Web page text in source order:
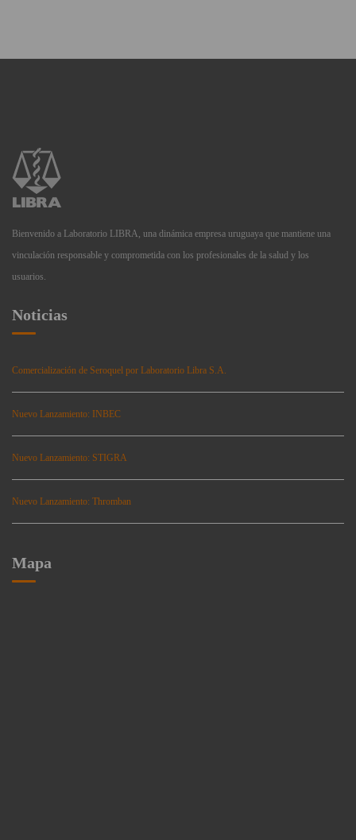
Bienvenido a Laboratorio LIBRA, una dinámica empresa uruguaya que mantiene una
vinculación responsable y comprometida con los profesionales de la salud y los
usuarios.
Noticias
Comercialización de Seroquel por Laboratorio Libra S.A.
Nuevo Lanzamiento: INBEC
Nuevo Lanzamiento: STIGRA
Nuevo Lanzamiento: Thromban
Mapa